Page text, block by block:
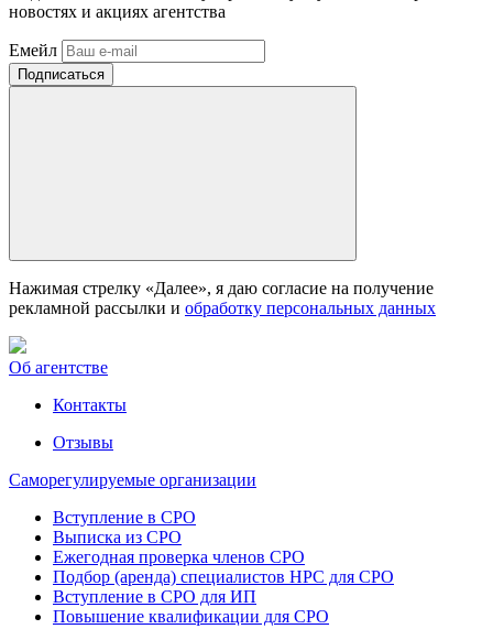
новостях и акциях агентства
Емейл
Нажимая стрелку «Далее», я даю согласие на получение
рекламной рассылки и обработку персональных данных
Об агентстве
Контакты
Отзывы
Саморегулируемые организации
Вступление в СРО
Выписка из СРО
Ежегодная проверка членов СРО
Подбор (аренда) специалистов НРС для СРО
Вступление в СРО для ИП
Повышение квалификации для СРО